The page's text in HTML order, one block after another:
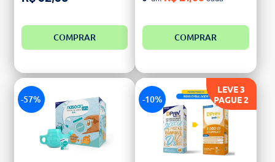
COMPRAR COMPRAR
-57%
LEVE 3
PAGUE 2
-10%